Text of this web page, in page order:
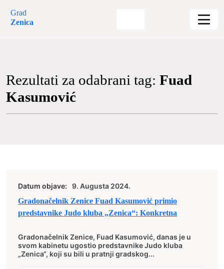
Grad
Zenica
Rezultati za odabrani tag: Fuad
Kasumović
Datum objave:
9. Augusta 2024.
Gradonačelnik Zenice Fuad Kasumović primio
predstavnike Judo kluba „Zenica“: Konkretna
Gradonačelnik Zenice, Fuad Kasumović, danas je u
svom kabinetu ugostio predstavnike Judo kluba
„Zenica“, koji su bili u pratnji gradskog...